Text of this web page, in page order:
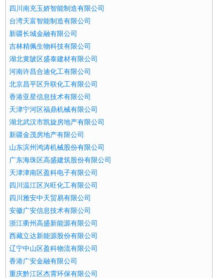
四川南充玉娇智能制造有限公司
台湾天富智能制造有限公司
新疆长城金融有限公司
吉林精佩生物科技有限公司
湖北黄陂区盛泰建材有限公司
河南许昌合迪化工有限公司
北京昌平区升联化工有限公司
香港亚星信息技术有限公司
天津宁河区福鼎机械有限公司
湖北武汉市凯旋房地产有限公司
新疆金茂房地产有限公司
山东滨州鸿涛机械股份有限公司
广东海珠区高盛建筑股份有限公司
天津津南区盈科电子有限公司
四川温江区兴旺化工有限公司
四川雅安中天贸易有限公司
安徽广安信息技术有限公司
浙江衢州高盛新能源有限公司
西藏立达新能源股份有限公司
辽宁中山区盈科物流有限公司
香港广安金融有限公司
重庆黔江区杰霄环保有限公司